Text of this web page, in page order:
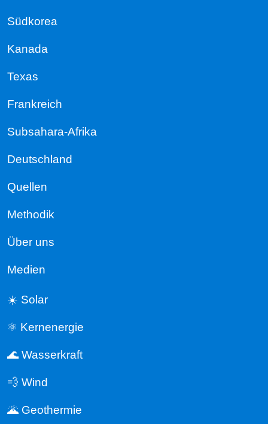
Südkorea
Kanada
Texas
Frankreich
Subsahara-Afrika
Deutschland
Quellen
Methodik
Über uns
Medien
☀️ Solar
⚛️ Kernenergie
🌊 Wasserkraft
💨 Wind
🌋 Geothermie